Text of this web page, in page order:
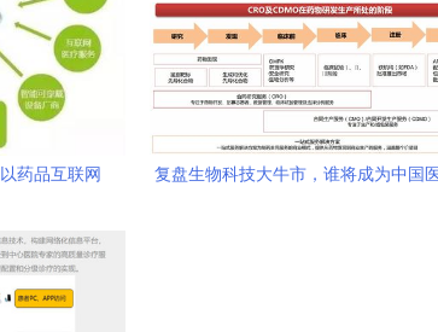
药品互联网
复盘生物科技大牛市，谁将成为中国